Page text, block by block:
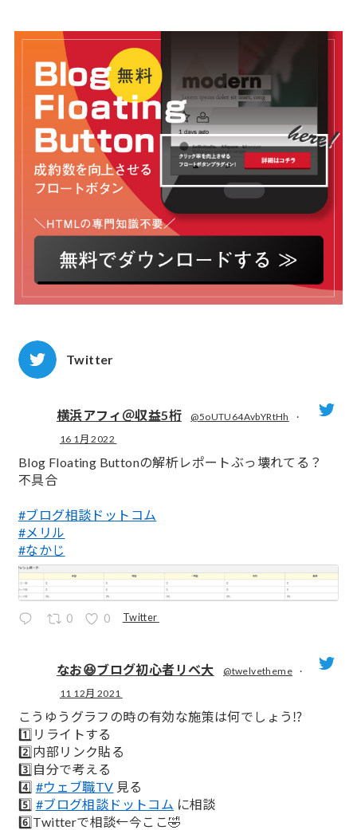
Twitter
横浜アフィ＠収益5桁 @5oUTU64AvbYRtHh
·
16 1月 2022
Blog Floating Buttonの解析レポートぶっ壊れてる？
不具合
#ブログ相談ドットコム
#メリル
#なかじ
0 0 Twitter
なお😆ブログ初心者リベ大 @twelvetheme
·
11 12月 2021
こうゆうグラフの時の有効な施策は何でしょう⁉️
1️⃣リライトする
2️⃣内部リンク貼る
3️⃣自分で考える
4️⃣ #ウェブ職TV 見る
5️⃣ #ブログ相談ドットコム に相談
6️⃣Twitterで相談←今ここ🤣